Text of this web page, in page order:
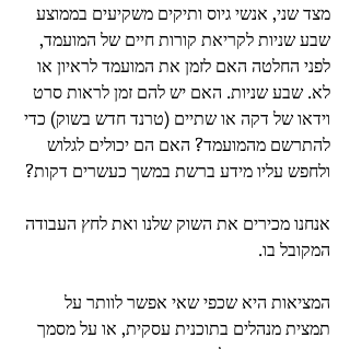
מצד שני, אנשי גיוס ותיקים משקיעים בממוצע
שבע שניות לקריאת קורות חיים של המועמד,
לפני החלטה האם לזמן את המועמד לראיון או
לא. שבע שניות. האם יש להם זמן לראות סרט
וידאו של דקה או שתיים (טרנד חדש בשוק) כדי
להתרשם מהמועמד? האם הם יכולים לגלוש
ולחפש עליו מידע ברשת במשך כעשרים דקות?
אנחנו מכירים את השוק שלנו ואת לחץ העבודה
המקובל בו.
המציאות היא שכפי שאי אפשר לוותר על
תמצית מנהלים בתוכנית עסקית, או על מסמך